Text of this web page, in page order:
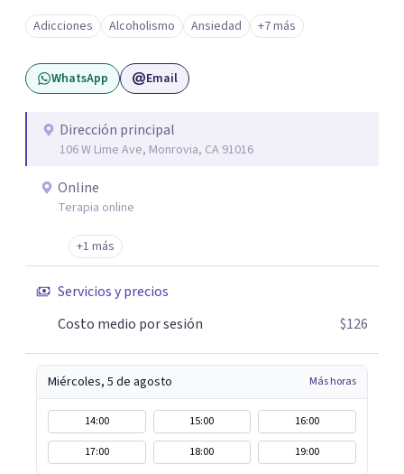
necesidades específicas: Terapia para Trastornos de
Ansiedad y Depresión: Somos expertos en el tratamiento
de la ansiedad y la depresión, utilizando enfoques
basados en evidencia para ayudarte a recuperar tu
Familiar: Trabajamos contigo y tus seres queridos para
fortalecer las relaciones y mejorar la dinámica familiar.
Terapia cognitivo-conductual Terapia de apoyo Terapia
exposición Terapia de juego para niños Tratamiento de
Traumas y Trastornos de Estrés Postraumático:
Ofrecemos apoyo psicológico para ayudarte a superar
experiencias traumáticas y mejorar tu calidad de vida.
Adicciones Alcoholismo Ansiedad +7 más
WhatsApp Email
Dirección principal
106 W Lime Ave, Monrovia, CA 91016
Online
Terapia online
+1 más
Servicios y precios
Costo medio por sesión
$126
Miércoles, 5 de agosto Más horas
14:00 15:00
16:00
17:00
18:00 19:00